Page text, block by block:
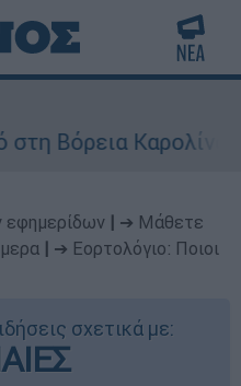
Καρολίνα ύστερα
εφημερίδων
➔ Μάθετε
➔ Εορτολόγιο: Ποιοι
σχετικά με: